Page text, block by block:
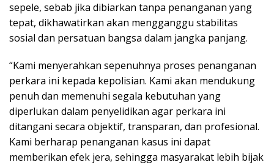
sepele, sebab jika dibiarkan tanpa penanganan yang
tepat, dikhawatirkan akan mengganggu stabilitas
sosial dan persatuan bangsa dalam jangka panjang.
“Kami menyerahkan sepenuhnya proses penanganan
perkara ini kepada kepolisian. Kami akan mendukung
penuh dan memenuhi segala kebutuhan yang
diperlukan dalam penyelidikan agar perkara ini
ditangani secara objektif, transparan, dan profesional.
Kami berharap penanganan kasus ini dapat
memberikan efek jera, sehingga masyarakat lebih bijak